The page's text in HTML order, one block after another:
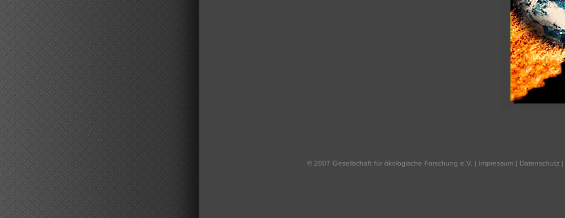
© 2007 Gesellschaft für ökologische Forschung e.V. | Impressum| Datenschutz|